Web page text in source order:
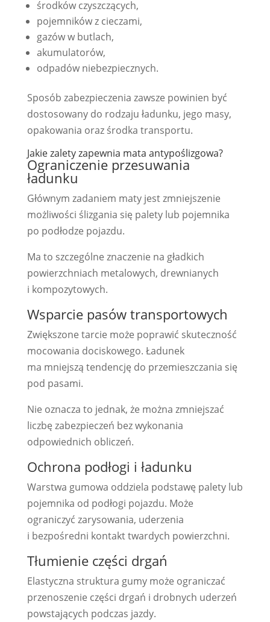
środków czyszczących,
pojemników z cieczami,
gazów w butlach,
akumulatorów,
odpadów niebezpiecznych.
Sposób zabezpieczenia zawsze powinien być
dostosowany do rodzaju ładunku, jego masy,
opakowania oraz środka transportu.
Jakie zalety zapewnia mata antypoślizgowa?
Ograniczenie przesuwania
ładunku
Głównym zadaniem maty jest zmniejszenie
możliwości ślizgania się palety lub pojemnika
po podłodze pojazdu.
Ma to szczególne znaczenie na gładkich
powierzchniach metalowych, drewnianych
i kompozytowych.
Wsparcie pasów transportowych
Zwiększone tarcie może poprawić skuteczność
mocowania dociskowego. Ładunek
ma mniejszą tendencję do przemieszczania się
pod pasami.
Nie oznacza to jednak, że można zmniejszać
liczbę zabezpieczeń bez wykonania
odpowiednich obliczeń.
Ochrona podłogi i ładunku
Warstwa gumowa oddziela podstawę palety lub
pojemnika od podłogi pojazdu. Może
ograniczyć zarysowania, uderzenia
i bezpośredni kontakt twardych powierzchni.
Tłumienie części drgań
Elastyczna struktura gumy może ograniczać
przenoszenie części drgań i drobnych uderzeń
powstających podczas jazdy.